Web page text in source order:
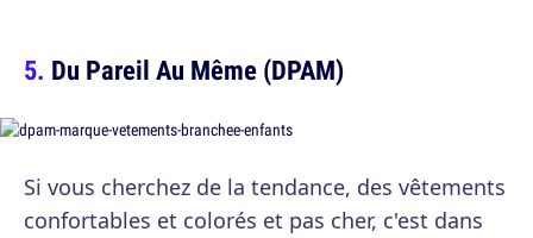
Du Pareil Au Même (DPAM)
Si vous cherchez de la tendance, des vêtements
confortables et colorés et pas cher, c'est dans